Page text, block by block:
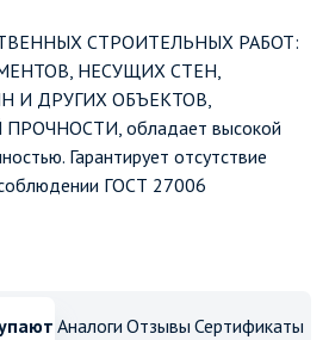
СТРОИТЕЛЬНЫХ РАБОТ:
НЕСУЩИХ СТЕН,
И ДРУГИХ ОБЪЕКТОВ,
обладает высокой
Гарантирует отсутствие
ГОСТ 27006
Аналоги Отзывы Сертификаты